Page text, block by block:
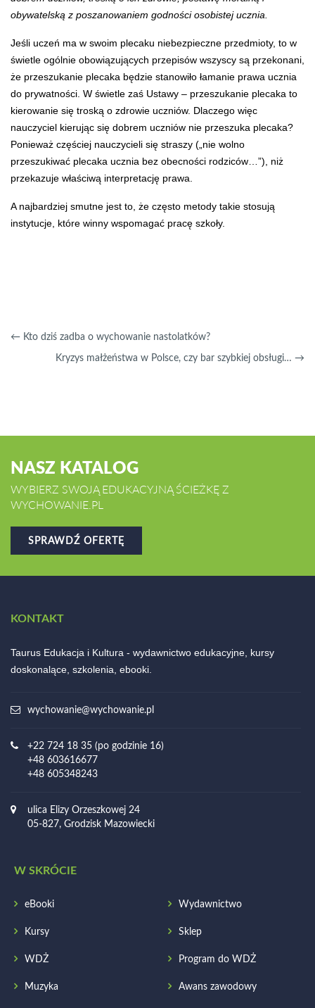
obywatelską z poszanowaniem godności osobistej ucznia.
Jeśli uczeń ma w swoim plecaku niebezpieczne przedmioty, to w
świetle ogólnie obowiązujących przepisów wszyscy są przekonani,
że przeszukanie plecaka będzie stanowiło łamanie prawa ucznia
do prywatności. W świetle zaś Ustawy – przeszukanie plecaka to
kierowanie się troską o zdrowie uczniów. Dlaczego więc
nauczyciel kierując się dobrem uczniów nie przeszuka plecaka?
Ponieważ częściej nauczycieli się straszy („nie wolno
przeszukiwać plecaka ucznia bez obecności rodziców…”), niż
przekazuje właściwą interpretację prawa.
A najbardziej smutne jest to, że często metody takie stosują
instytucje, które winny wspomagać pracę szkoły.
← Kto dziś zadba o wychowanie nastolatków?
Kryzys małżeństwa w Polsce, czy bar szybkiej obsługi… →
NASZ KATALOG
WYBIERZ SWOJĄ EDUKACYJNĄ ŚCIEŻKĘ Z
WYCHOWANIE.PL
SPRAWDŹ OFERTĘ
KONTAKT
Taurus Edukacja i Kultura - wydawnictwo edukacyjne, kursy
doskonalące, szkolenia, ebooki.
wychowanie@wychowanie.pl
+22 724 18 35 (po godzinie 16)
+48 603616677
+48 605348243
ulica Elizy Orzeszkowej 24
05-827, Grodzisk Mazowiecki
W SKRÓCIE
eBooki Wydawnictwo
Kursy Sklep
WDŻ Program do WDŻ
Muzyka Awans zawodowy